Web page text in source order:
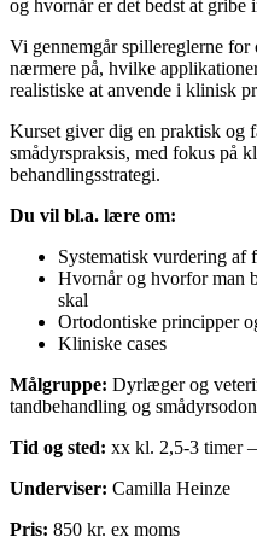
og hvornår er det bedst at gribe
Vi gennemgår spillereglerne
nærmere på, hvilke
realistiske at anvende i klinisk
Kurset giver dig en praktisk og
smådyrspraksis, med fokus på
behandlingsstrategi.
Du vil bl.a. lære om:
Systematisk vurdering af
Hvornår og hvorfor man
skal
Ortodontiske principper
Kliniske cases
Målgruppe: Dyrlæger og
tandbehandling og
Tid og sted: xx kl. 2,5-3 timer
Underviser: Camilla Heinze
Pris: 850 kr. ex moms